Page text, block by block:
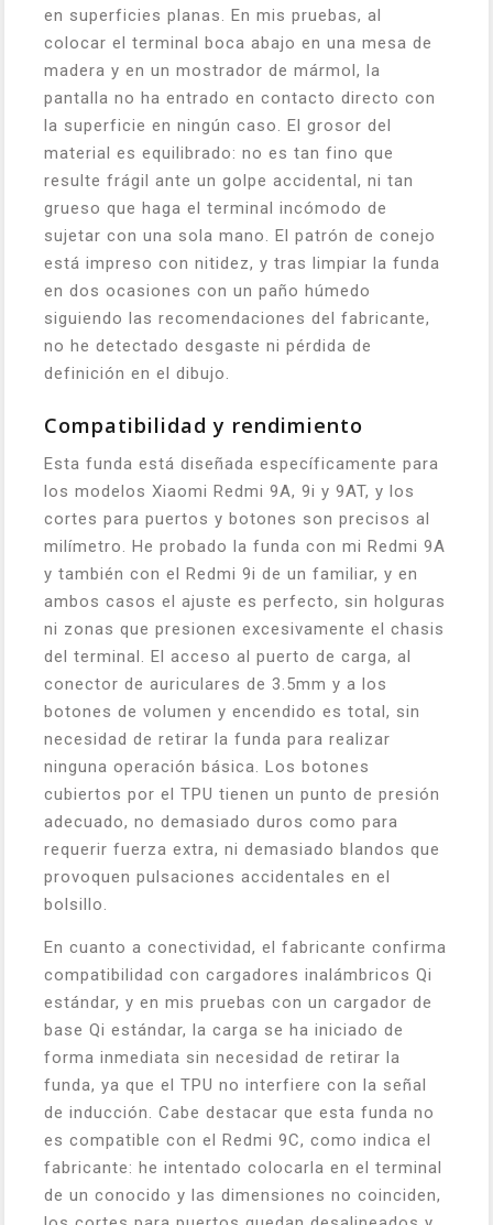
en superficies planas. En mis pruebas, al
colocar el terminal boca abajo en una mesa de
madera y en un mostrador de mármol, la
pantalla no ha entrado en contacto directo con
la superficie en ningún caso. El grosor del
material es equilibrado: no es tan fino que
resulte frágil ante un golpe accidental, ni tan
grueso que haga el terminal incómodo de
sujetar con una sola mano. El patrón de conejo
está impreso con nitidez, y tras limpiar la funda
en dos ocasiones con un paño húmedo
siguiendo las recomendaciones del fabricante,
no he detectado desgaste ni pérdida de
definición en el dibujo.
Compatibilidad y rendimiento
Esta funda está diseñada específicamente para
los modelos Xiaomi Redmi 9A, 9i y 9AT, y los
cortes para puertos y botones son precisos al
milímetro. He probado la funda con mi Redmi 9A
y también con el Redmi 9i de un familiar, y en
ambos casos el ajuste es perfecto, sin holguras
ni zonas que presionen excesivamente el chasis
del terminal. El acceso al puerto de carga, al
conector de auriculares de 3.5mm y a los
botones de volumen y encendido es total, sin
necesidad de retirar la funda para realizar
ninguna operación básica. Los botones
cubiertos por el TPU tienen un punto de presión
adecuado, no demasiado duros como para
requerir fuerza extra, ni demasiado blandos que
provoquen pulsaciones accidentales en el
bolsillo.
En cuanto a conectividad, el fabricante confirma
compatibilidad con cargadores inalámbricos Qi
estándar, y en mis pruebas con un cargador de
base Qi estándar, la carga se ha iniciado de
forma inmediata sin necesidad de retirar la
funda, ya que el TPU no interfiere con la señal
de inducción. Cabe destacar que esta funda no
es compatible con el Redmi 9C, como indica el
fabricante: he intentado colocarla en el terminal
de un conocido y las dimensiones no coinciden,